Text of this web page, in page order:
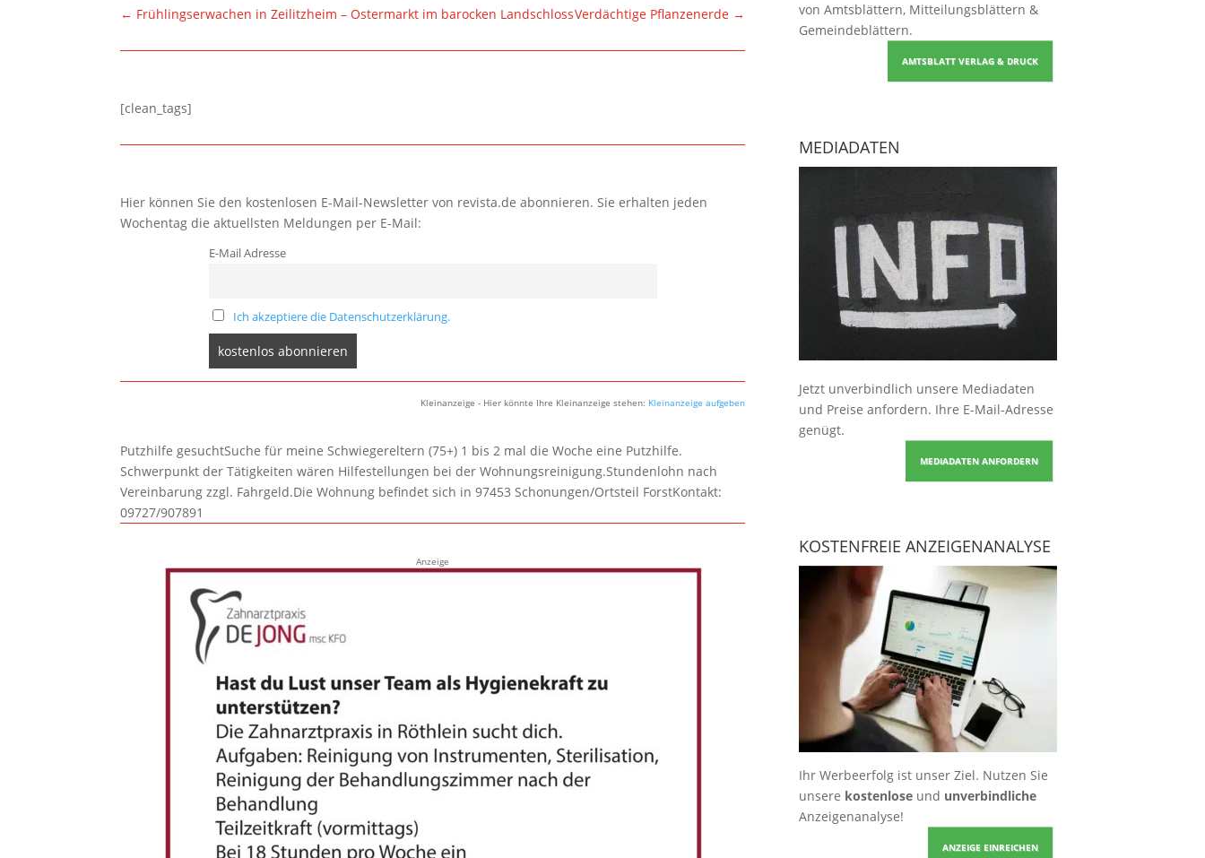
← Frühlingserwachen in Zeilitzheim – Ostermarkt im barocken LandschlossVerdächtige Pflanzenerde →
[clean_tags]
Hier können Sie den kostenlosen E-Mail-Newsletter von revista.de abonnieren. Sie erhalten jeden
Wochentag die aktuellsten Meldungen per E-Mail:
E-Mail Adresse
Ich akzeptiere die Datenschutzerklärung.
Kleinanzeige - Hier könnte Ihre Kleinanzeige stehen: Kleinanzeige aufgeben
Putzhilfe gesuchtSuche für meine Schwiegereltern (75+) 1 bis 2 mal die Woche eine Putzhilfe.
Schwerpunkt der Tätigkeiten wären Hilfestellungen bei der Wohnungsreinigung.Stundenlohn nach
Vereinbarung zzgl. Fahrgeld.Die Wohnung befindet sich in 97453 Schonungen/Ortsteil ForstKontakt:
09727/907891
Anzeige
von Amtsblättern, Mitteilungsblättern &
Gemeindeblättern.
AMTSBLATT VERLAG & DRUCK
MEDIADATEN
Jetzt unverbindlich unsere Mediadaten
und Preise anfordern. Ihre E-Mail-Adresse
genügt.
MEDIADATEN ANFORDERN
KOSTENFREIE ANZEIGENANALYSE
Ihr Werbeerfolg ist unser Ziel. Nutzen Sie
unsere kostenloseund unverbindliche
Anzeigenanalyse!
ANZEIGE EINREICHEN